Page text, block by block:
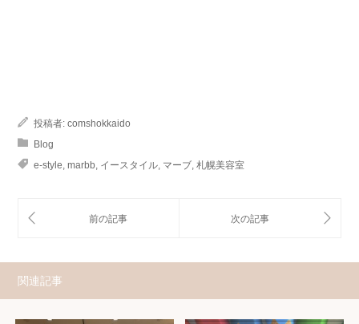
投稿者: comshokkaido
Blog
e-style marbb イースタイル マーブ 札幌美容室
関連記事